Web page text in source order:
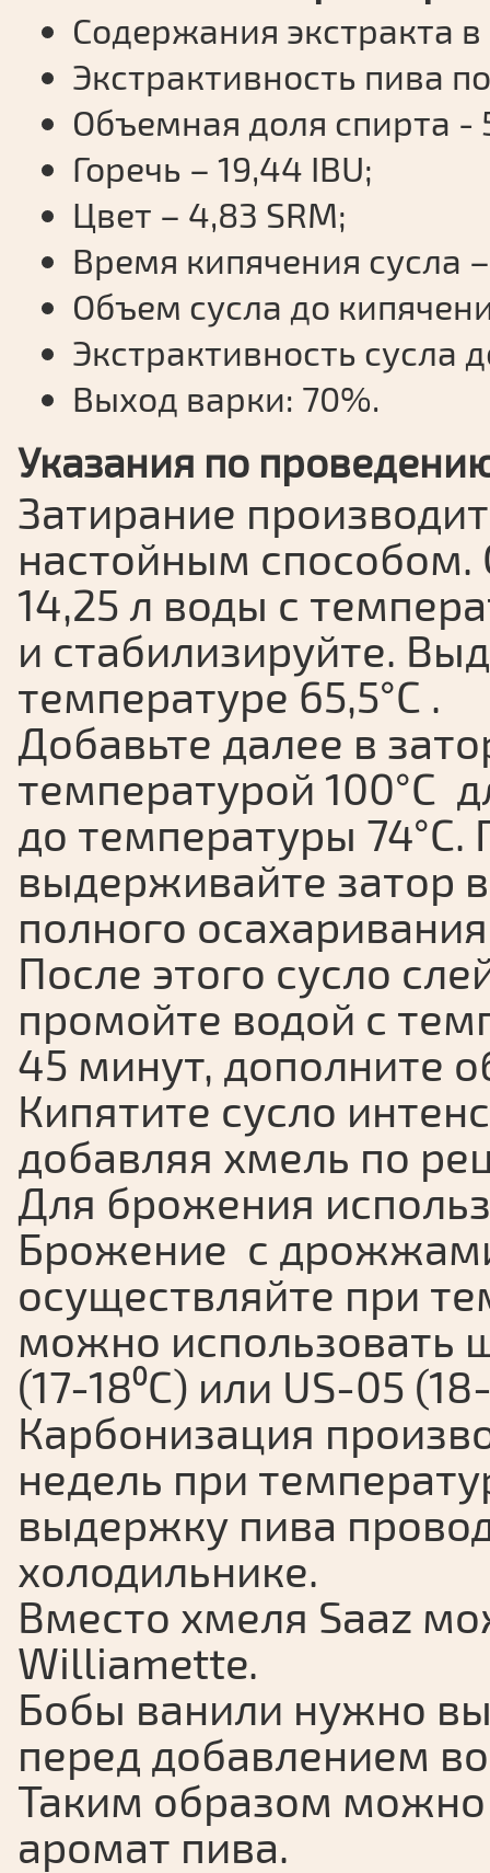
Содержания экстракта
Экстрактивность пива
Объемная доля спирта -
Горечь – 19,44 IBU;
Цвет – 4,83 SRM;
Время кипячения сусла
Объем сусла до
Экстрактивность сусла
Выход варки: 70%.
Указания по
Затирание
настойным
14,25 л воды с
и стабилизируйте.
температуре 65,5°С .
Добавьте далее в
температурой 100°С
до температуры 74°С.
выдерживайте затор
полного
После этого сусло
промойте водой с
45 минут, дополните
Кипятите сусло
добавляя хмель по
Для брожения
Брожение с
осуществляйте при
можно
(17-18⁰С) или US-05
Карбонизация
недель при
выдержку пива
холодильнике.
Вместо хмеля Saaz
Williamette.
Бобы ванили нужно
перед добавлением
Таким образом можно
аромат пива.